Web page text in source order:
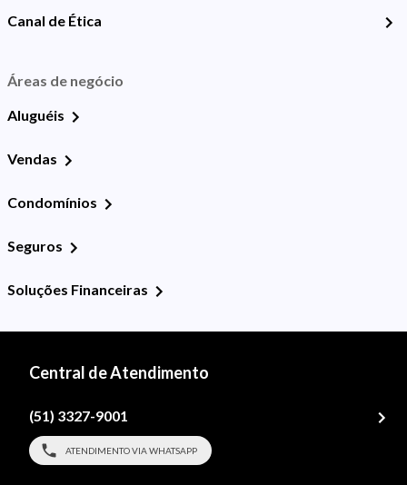
Canal de Ética
Áreas de negócio
Aluguéis
Vendas
Condomínios
Seguros
Soluções Financeiras
Central de Atendimento
(51) 3327-9001
ATENDIMENTO VIA WHATSAPP